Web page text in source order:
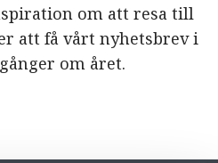
om att resa till
att få vårt nyhetsbrev i
om året.